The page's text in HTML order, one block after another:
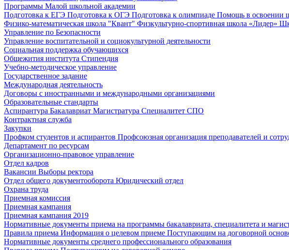
Программы Малой школьной академии
Подготовка к ЕГЭ Подготовка к ОГЭ Подготовка к олимпиаде Помощь в освоении
Физико-математическая школа "Квант" Физкультурно-спортивная школа «Лидер»
Управление по Безопасности
Управление воспитательной и социокультурной деятельности
Социальная поддержка обучающихся
Общежития института Стипендия
Учебно-методическое управление
Государственное задание
Международная деятельность
Договоры с иностранными и международными организациями
Образовательные стандарты
Аспирантура Бакалавриат Магистратура Специалитет СПО
Контрактная служба
Закупки
Профком студентов и аспирантов Профсоюзная организация преподавателей и
Департамент по ресурсам
Организационно-правовое управление
Отдел кадров
Вакансии Выборы ректора
Отдел общего документооборота Юридический отдел
Охрана труда
Приемная комиссия
Приемная кампания
Приемная кампания 2019
Нормативные документы приема на программы бакалавриата, специалитета и
Правила приема Информация о целевом приеме Поступающим на договорной
Нормативные документы среднего профессионального образования